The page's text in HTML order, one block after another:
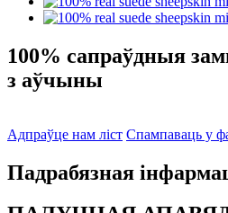
100% сапраўдныя
з аўчыны
Адпраўце нам ліст Спампаваць у
Падрабязная